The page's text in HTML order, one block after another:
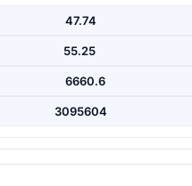
47.74
55.25
6660.6
3095604